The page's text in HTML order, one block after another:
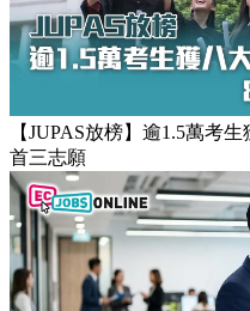
【JUPAS放榜】逾1.5萬考
首三志願